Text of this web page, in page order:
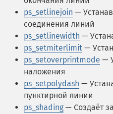
ps_setlinejoin —
соединения линий
ps_setlinewidth —
ps_setmiterlimit —
ps_setoverprintmode —
наложения
ps_setpolydash —
пунктирной линии
ps_shading — Создаёт